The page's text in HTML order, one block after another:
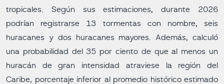
tropicales. Según sus estimaciones, durante 2026
podrían registrarse 13 tormentas con nombre, seis
huracanes y dos huracanes mayores. Además, calculó
una probabilidad del 35 por ciento de que al menos un
huracán de gran intensidad atraviese la región del
Caribe, porcentaje inferior al promedio histórico estimado